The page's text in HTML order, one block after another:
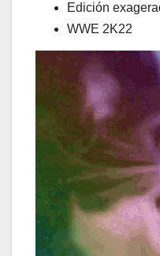
Edición
WWE 2K22